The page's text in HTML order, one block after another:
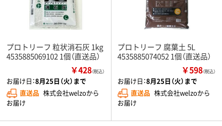
プロトリーフ 粒状消石灰 1kg
4535885069102 1個（直送品）
￥428（税込）
お届け日：8月25日（火）まで
直送品 株式会社welzoから
お届け
プロトリーフ 腐葉土 5L
4535885074052 1個（直送品）
￥598（税込）
お届け日：8月25日（火）まで
直送品 株式会社welzoから
お届け